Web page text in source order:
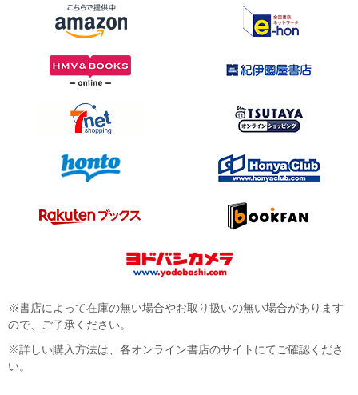
※書店によって在庫の無い場合やお取り扱いの無い場合があります
ので、ご了承ください。
※詳しい購入方法は、各オンライン書店のサイトにてご確認くださ
い。